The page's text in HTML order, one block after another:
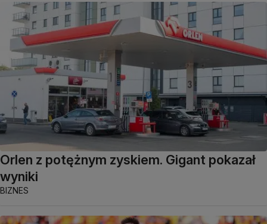
Orlen z potężnym zyskiem. Gigant pokazał
wyniki
BIZNES